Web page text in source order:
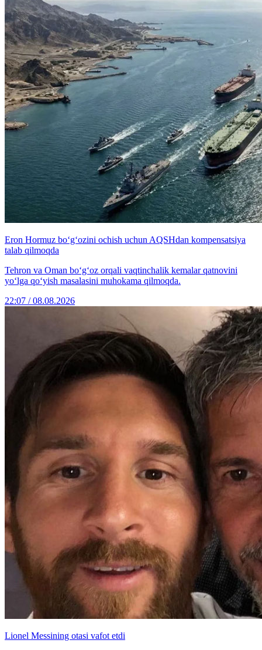
Eron Hormuz bo‘g‘ozini ochish uchun AQSHdan kompensatsiya
talab qilmoqda
Tehron va Oman bo‘g‘oz orqali vaqtinchalik kemalar qatnovini
yo‘lga qo‘yish masalasini muhokama qilmoqda.
22:07 / 08.08.2026
Lionel Messining otasi vafot etdi